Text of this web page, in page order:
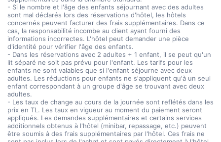
- Si le nombre et l'âge des enfants séjournant avec des adultes
sont mal déclarés lors des réservations d'hôtel, les hôtels
concernés peuvent facturer des frais supplémentaires. Dans ce
cas, la responsabilité incombe au client ayant fourni des
informations incorrectes. L'hôtel peut demander une pièce
d'identité pour vérifier l'âge des enfants.
- Dans les réservations avec 2 adultes + 1 enfant, il se peut qu'un
lit séparé ne soit pas prévu pour l'enfant. Les tarifs pour les
enfants ne sont valables que si l'enfant séjourne avec deux
adultes. Les réductions pour enfants ne s'appliquent qu'à un seul
enfant correspondant à un groupe d'âge se trouvant avec deux
adultes.
- Les taux de change au cours de la journée sont reflétés dans les
prix en TL. Les taux en vigueur au moment du paiement seront
appliqués. Les demandes supplémentaires et certains services
additionnels obtenus à l'hôtel (minibar, repassage, etc.) peuvent
être soumis à des frais supplémentaires par l'hôtel. Ces frais ne